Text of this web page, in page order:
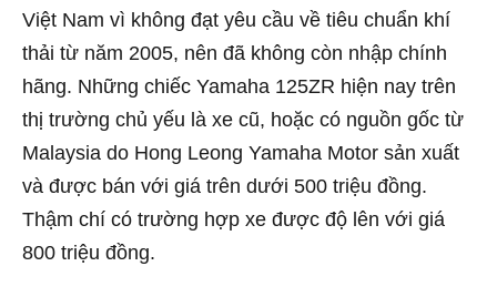
Việt Nam vì không đạt yêu cầu về tiêu chuẩn khí
thải từ năm 2005, nên đã không còn nhập chính
hãng. Những chiếc Yamaha 125ZR hiện nay trên
thị trường chủ yếu là xe cũ, hoặc có nguồn gốc từ
Malaysia do Hong Leong Yamaha Motor sản xuất
và được bán với giá trên dưới 500 triệu đồng.
Thậm chí có trường hợp xe được độ lên với giá
800 triệu đồng.